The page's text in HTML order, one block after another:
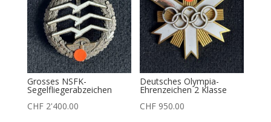
Grosses NSFK-
Segelfliegerabzeichen
CHF2'400.00
Deutsches Olympia-
Ehrenzeichen 2 Klasse
CHF 950.00